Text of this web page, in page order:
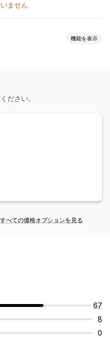
ません
機能を表示
(EU)
GST)
ださい。
すべての価格オプションを見る
67
8
0